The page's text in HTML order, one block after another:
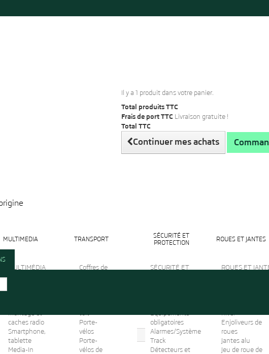
Il y a 1 produit dans votre panier.
Total produits TTC
Frais de port TTC Livraison gratuite !
Total TTC
Continuer mes achats
MULTIMEDIA
MULTIMÉDIA
montage et
caches radio
Smartphone,
tablette
Media-In
TRANSPORT
Coffres de
toit
Porte-
vélos
Porte-
vélos de
SÉCURITÉ ET
PROTECTION
SÉCURITÉ ET
Equipements
obligatoires
Alarmes/Système
Track
Détecteurs et
ROUES ET JANTES
ROUES ET
hiver
Enjoliveurs de
roues
Jantes alu
Jeu de roue de
Lifestyle Accessoires SAC